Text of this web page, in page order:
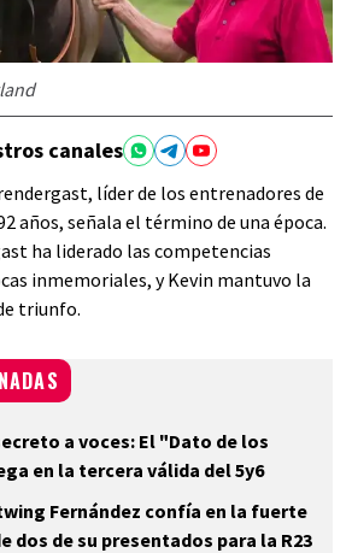
canales
líder de los entrenadores de
años, señala el término de una época.
ha liderado las competencias
inmemoriales, y Kevin mantuvo la
triunfo.
a voces: El "Dato de los
en la tercera válida del 5y6
Fernández confía en la fuerte
dos de su presentados para la R23